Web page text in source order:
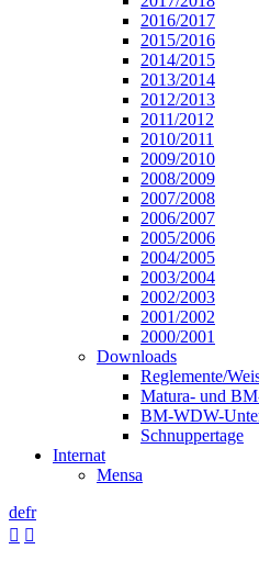
2016/2017
2015/2016
2014/2015
2013/2014
2012/2013
2011/2012
2010/2011
2009/2010
2008/2009
2007/2008
2006/2007
2005/2006
2004/2005
2003/2004
2002/2003
2001/2002
2000/2001
Downloads
Reglemente/
Matura- und
BM-WDW-
Schnuppertage
Internat
Mensa
defr
 